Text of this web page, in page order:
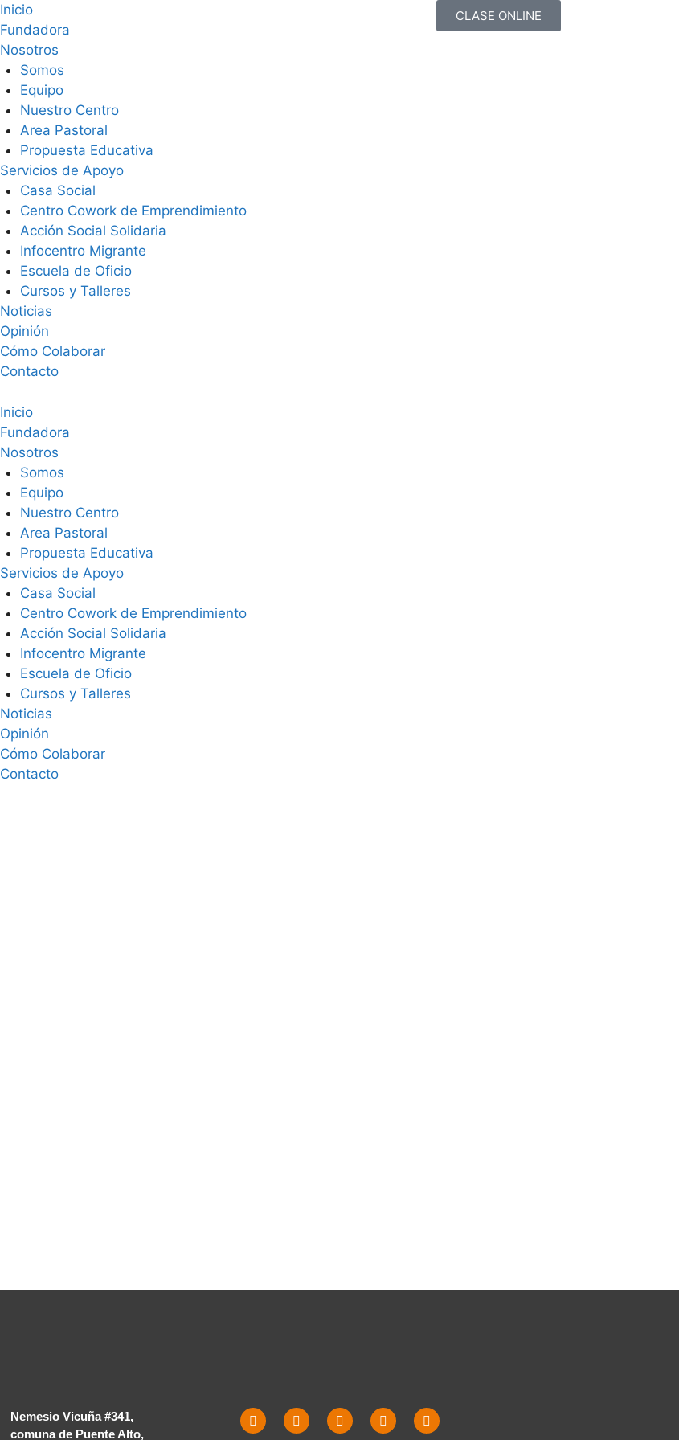
Inicio
Fundadora
Nosotros
Somos
Equipo
Nuestro Centro
Area Pastoral
Propuesta Educativa
Servicios de Apoyo
Casa Social
Centro Cowork de Emprendimiento
Acción Social Solidaria
Infocentro Migrante
Escuela de Oficio
Cursos y Talleres
Noticias
Opinión
Cómo Colaborar
Contacto
Inicio
Fundadora
Nosotros
Somos
Equipo
Nuestro Centro
Area Pastoral
Propuesta Educativa
Servicios de Apoyo
Casa Social
Centro Cowork de Emprendimiento
Acción Social Solidaria
Infocentro Migrante
Escuela de Oficio
Cursos y Talleres
Noticias
Opinión
Cómo Colaborar
Contacto
CLASE ONLINE
Nemesio Vicuña #341,
comuna de Puente Alto,